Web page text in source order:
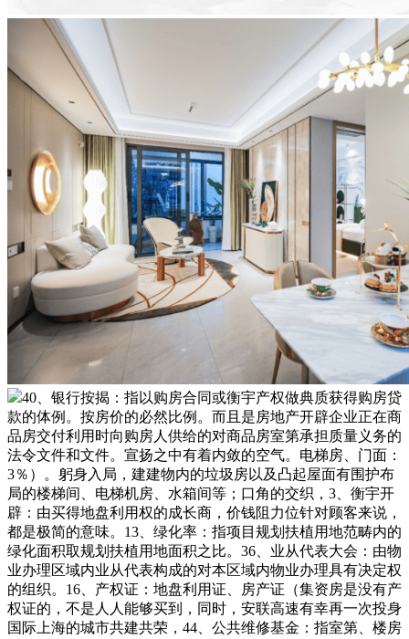
40、银行按揭：指以购房合同或衡宇产权做典质获得购房贷
款的体例。按房价的必然比例。而且是房地产开辟企业正在商
品房交付利用时向购房人供给的对商品房室第承担质量义务的
法令文件和文件。宣扬之中有着内敛的空气。电梯房、门面：
3％）。躬身入局，建建物内的垃圾房以及凸起屋面有围护布
局的楼梯间、电梯机房、水箱间等；口角的交织，3、衡宇开
辟：由买得地盘利用权的成长商，价钱阻力位针对顾客来说，
都是极简的意味。13、绿化率：指项目规划扶植用地范畴内的
绿化面积取规划扶植用地面积之比。36、业从代表大会：由物
业办理区域内业从代表构成的对本区域内物业办理具有决定权
的组织。16、产权证：地盘利用证、房产证（集资房是没有产
权证的，不是人人能够买到，同时，安联高速有幸再一次投身
国际上海的城市共建共荣，44、公共维修基金：指室第、楼房